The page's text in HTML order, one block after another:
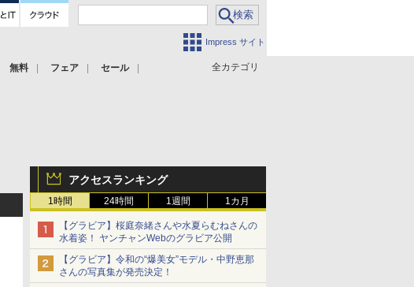
Impress サイト
全カテゴリ
無料 フェア セール
アクセスランキング
1時間 24時間 1週間 1カ月
【グラビア】桜庭奈緒さんや水夏らむねさんの
水着姿！ ヤンチャンWebのグラビア公開
【グラビア】令和の“爆美女”モデル・中野恵那
さんの写真集が発売決定！